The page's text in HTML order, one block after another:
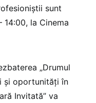
sunt
la Cinema
„Drumul
și oportunități în
Invitată” va